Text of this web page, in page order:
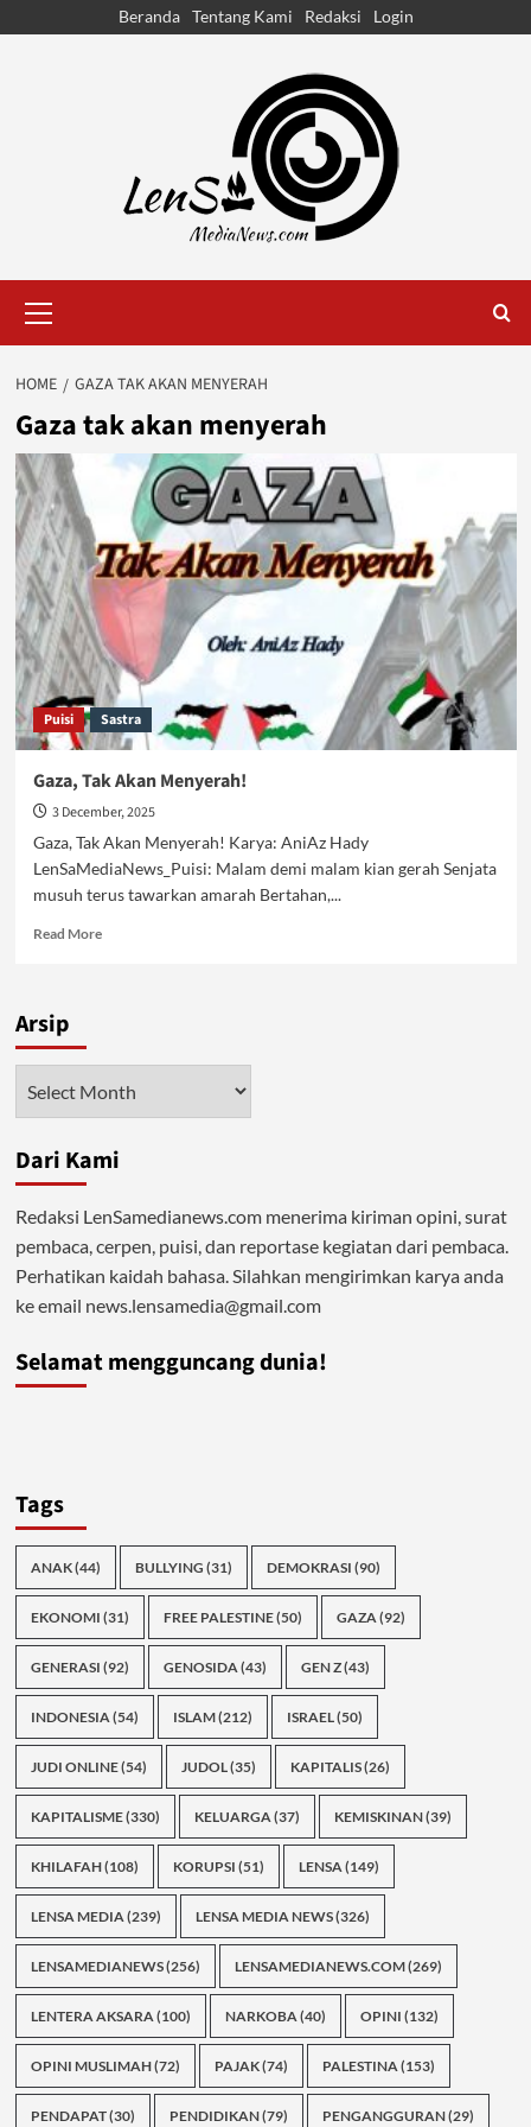
Beranda Tentang Kami Redaksi Login
Menu
HOME GAZA TAK AKAN MENYERAH
Gaza tak akan menyerah
Puisi Sastra
Gaza, Tak Akan Menyerah!
3 December, 2025
Gaza, Tak Akan Menyerah! Karya: AniAz Hady
LenSaMediaNews_Puisi: Malam demi malam kian gerah Senjata
musuh terus tawarkan amarah Bertahan,...
Read MoreRead
Menyerah!
Arsip
Dari Kami
Redaksi LenSamedianews.com menerima kiriman opini, surat
pembaca, cerpen, puisi, dan reportase kegiatan dari pembaca.
Perhatikan kaidah bahasa. Silahkan mengirimkan karya anda
ke email news.lensamedia@gmail.com
Selamat mengguncang dunia!
Tags
ANAK(44) BULLYING (31) DEMOKRASI (90)
EKONOMI (31) FREE PALESTINE(50) GAZA(92)
GENERASI (92) GENOSIDA(43) GEN Z(43)
INDONESIA(54) ISLAM(212) ISRAEL(50)
JUDI ONLINE(54) JUDOL(35) KAPITALIS(26)
KAPITALISME(330) KELUARGA(37) KEMISKINAN(39)
KHILAFAH(108) KORUPSI (51) LENSA(149)
LENSA MEDIA(239) LENSA MEDIA NEWS(326)
LENSAMEDIANEWS(256) LENSAMEDIANEWS.COM(269)
LENTERA AKSARA(100) NARKOBA(40) OPINI (132)
OPINI MUSLIMAH(72) PAJAK(74) PALESTINA(153)
PENDAPAT(30) PENDIDIKAN(79) PENGANGGURAN(29)